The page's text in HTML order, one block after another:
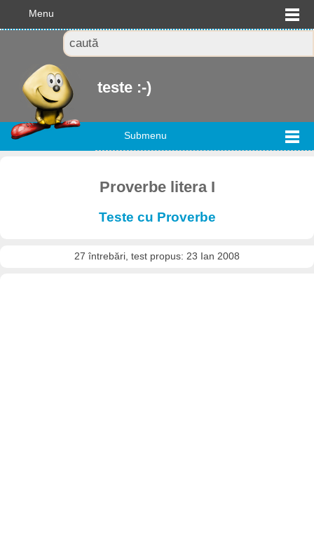
Menu
teste :-)
Submenu
Proverbe litera I
Teste cu Proverbe
27 întrebări, test propus: 23 Ian 2008